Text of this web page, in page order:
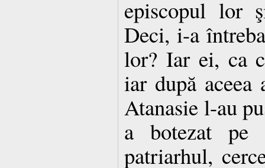
episcopul lor
Deci, i-a
lor? Iar ei, ca
iar după aceea
Atanasie l-au
a botezat
patriarhul,